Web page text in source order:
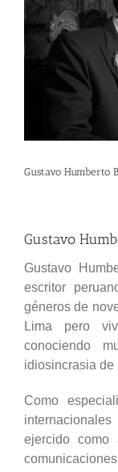
Gustavo Humberto
Gustavo
Gustavo
escritor
géneros de
Lima pero
conociendo
idiosincrasia de
Como
ejercido como